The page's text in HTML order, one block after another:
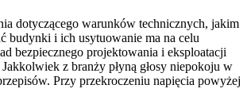
dotyczącego warunków technicznych, jakim
budynki i ich usytuowanie ma na celu
bezpiecznego projektowania i eksploatacji
z branży płyną głosy niepokoju w
Przy przekroczeniu napięcia powyżej